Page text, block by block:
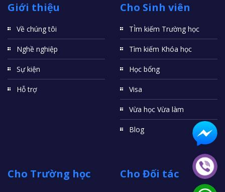
Giới thiệu
Về chúng tôi
Nghề nghiệp
Sự kiện
Hỗ trợ
Cho Sinh viên
TÌm kiếm Trường học
Tìm kiếm Khóa học
Học bổng
Visa
Vừa học Vừa làm
Blog
Cho Trường học Cho Đối tác